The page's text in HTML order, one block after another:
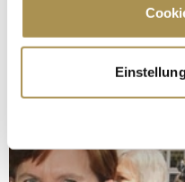
Trigger Symbol ändern
Informationen
erfassen, welche bis
bestimmten